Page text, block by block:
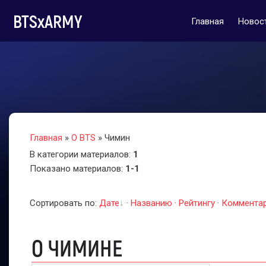
BTSxARMY Главная
Главная » О BTS » Чимин
В категории материалов: 1
Показано материалов: 1-1
Сортировать по: Дате · Названию · Рейтингу ·
О ЧИМИНЕ